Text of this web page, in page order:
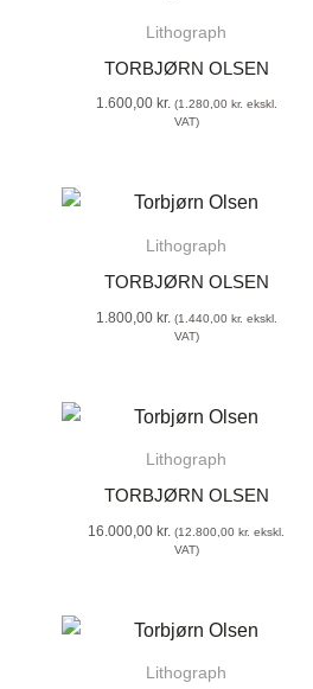
Lithograph
TORBJØRN OLSEN
1.600,00 kr. (1.280,00 kr. ekskl.
VAT)
Lithograph
TORBJØRN OLSEN
1.800,00 kr. (1.440,00 kr. ekskl.
VAT)
Lithograph
TORBJØRN OLSEN
16.000,00 kr. (12.800,00 kr. ekskl.
VAT)
Lithograph